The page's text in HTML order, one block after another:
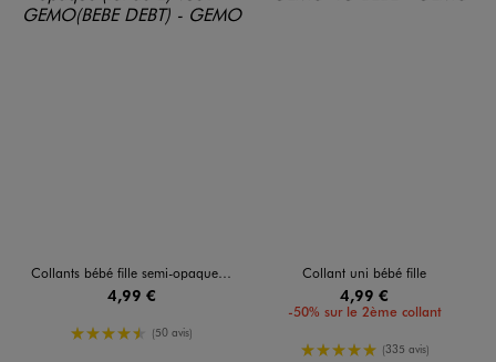
Collants bébé fille semi-opaque (lot de 2)
4,99 €
4.5/5 de moyenne
(50 avis)
Collant uni bébé fille
4,99 €
-50% sur le 2ème collant
5/5 de moyenne
(335 avis)